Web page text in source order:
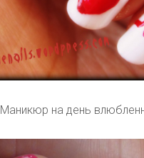
Маникюр на день